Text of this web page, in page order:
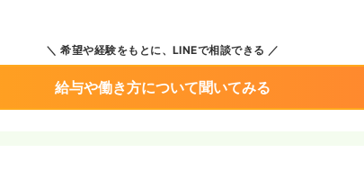
希望や経験をもとに、LINEで相談できる
給与や働き方について聞いてみる